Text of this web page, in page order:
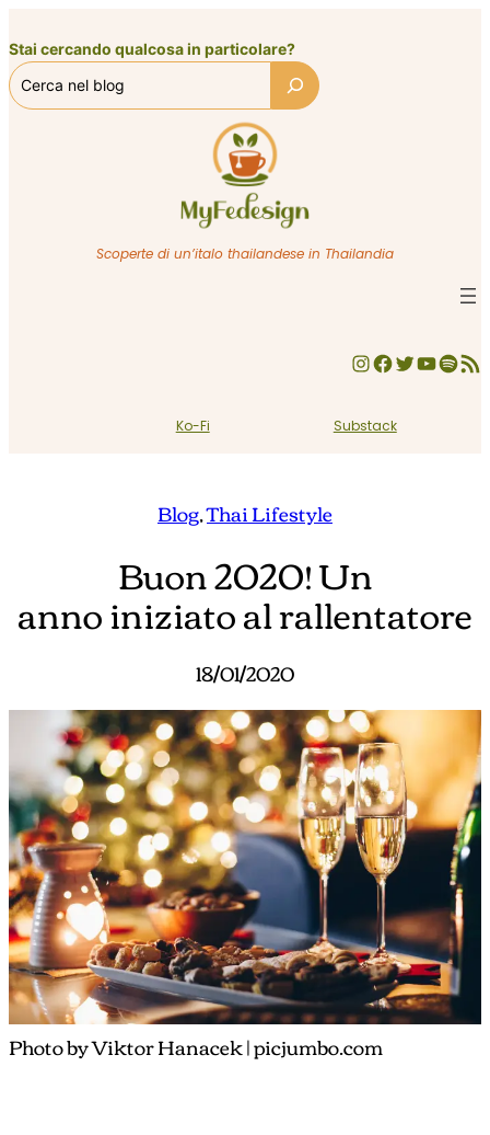
al
contenuto
Stai cercando qualcosa in particolare?
Scoperte di un’italo thailandese in Thailandia
InstagramFacebook Twitter YouTube Spotify Feed RSS
Ko-Fi Substack
Blog, Thai Lifestyle
Buon 2020! Un
anno iniziato al rallentatore
18/01/2020
Photo by Viktor Hanacek | picjumbo.com